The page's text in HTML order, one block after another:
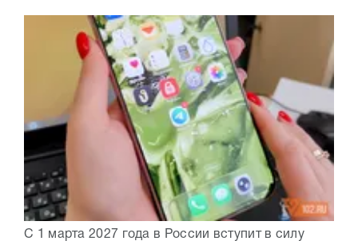
С 1 марта 2027 года в России вступит в силу